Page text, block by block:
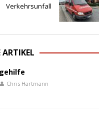
Verkehrsunfall
Chris Hartmann